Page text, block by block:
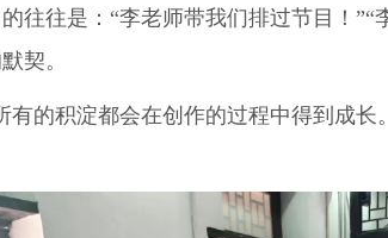
往是：“李老师带我们排过节目！
契。
积淀都会在创作的过程中得到成长